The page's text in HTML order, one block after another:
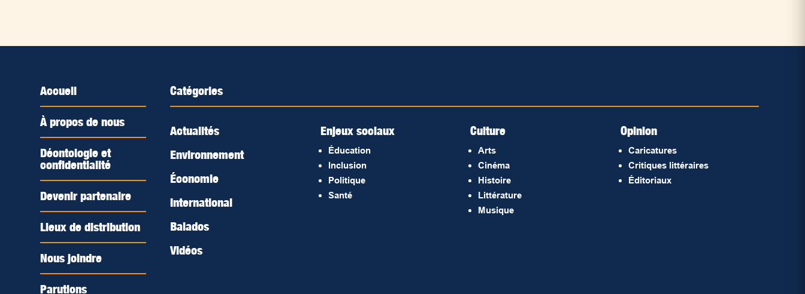
Accueil
À propos de nous
Déontologie et
confidentialité
Devenir partenaire
Lieux de distribution
Nous joindre
Parutions
Catégories
Actualités
Environnement
Économie
International
Balados
Vidéos
Enjeux sociaux
Éducation
Inclusion
Politique
Santé
Culture
Arts
Cinéma
Histoire
Littérature
Musique
Opinion
Caricatures
Critiques littéraires
Éditoriaux